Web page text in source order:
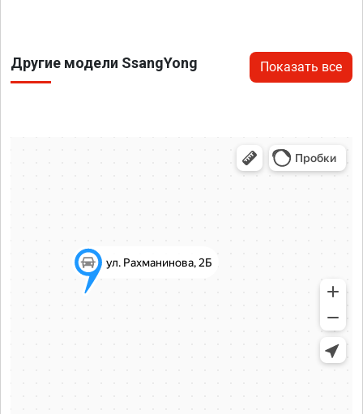
Другие модели SsangYong Показать все